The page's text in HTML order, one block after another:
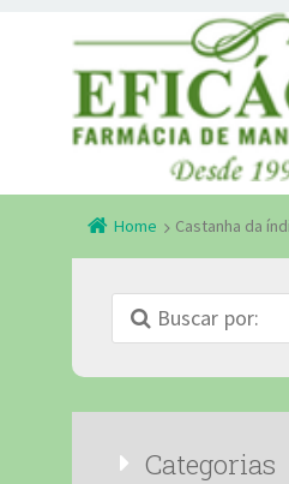
Home Castanha da
Categorias